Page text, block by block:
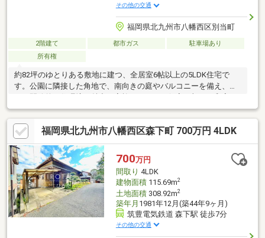
その他の交通
福岡県北九州市八幡西区別当町
2階建て 都市ガス
駐車場あり
所有権
約82坪のゆとりある敷地に建つ、全居室6帖以上の5LDK住宅で
す。公園に隣接した角地で、南向きの庭やバルコニーを備え、明
来客用やお子様の遊び場としても活用できます。全居室収納付き
で、荷物が多いご家庭にもおすすめです。前面道路は幅員約6.1m
あり、国道200号線から狭い道を通らずアクセス可能。バス停ま
で徒歩5分、コンビニまで徒歩7分です。リフォームのご相談も承
りますので、自分好みの住まいへ仕上げたい方は、ぜひ現地で広
さや周辺環境をご確認ください。
福岡県北九州市八幡西区森下町 700万円 4LDK
700万円
間取り 4LDK
建物面積115.69m2
土地面積308.92m2
築年月 1981年12月(築44年9ヶ月)
筑豊電気鉄道 森下駅 徒歩7分
その他の交通